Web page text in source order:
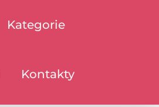
Kategorie
Kontakty